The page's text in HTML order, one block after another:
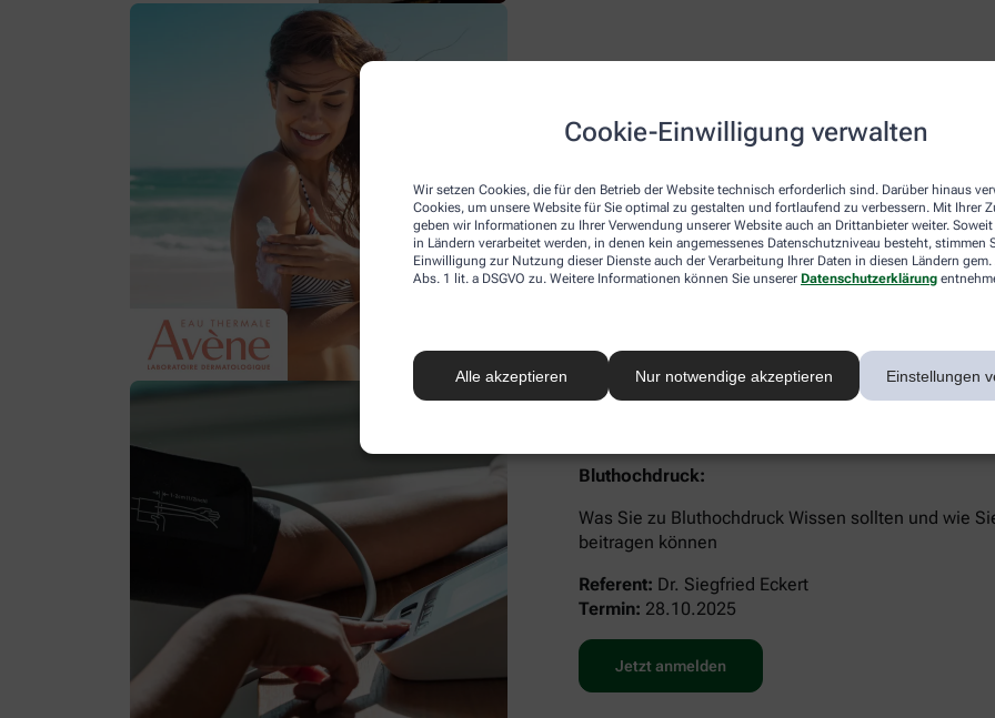
Cookie-Einwilligung verwalten
Wir setzen Cookies, die für den Betrieb der Website technisch erforderlich sind. Darüber hinaus
Cookies, um unsere Website für Sie optimal zu gestalten und fortlaufend zu verbessern. Mit Ihrer
geben wir Informationen zu Ihrer Verwendung unserer Website auch an Drittanbieter weiter. Soweit
in Ländern verarbeitet werden, in denen kein angemessenes Datenschutzniveau besteht, stimmen
Einwilligung zur Nutzung dieser Dienste auch der Verarbeitung Ihrer Daten in diesen Ländern
Abs. 1 lit. a DSGVO zu. Weitere Informationen können Sie unserer Datenschutzerklärung
Alle akzeptieren Nur notwendige akzeptieren Einstellungen
Vorbeugung und Begleitpflege für Hautkrebs
Themenschwerpunkt:Begleitpflege Onkologie
Referentin:Sabine Gompper
Termin:22.10.2025
Jetzt anmelden
Bluthochdruck:
Was Sie zu Bluthochdruck Wissen sollten und wie
beitragen können
Referent: Dr. Siegfried Eckert
Termin: 28.10.2025
Jetzt anmelden